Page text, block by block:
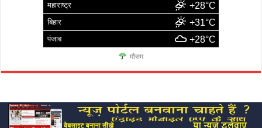
महाराष्ट्र +28°C
बिहार +31°C
पंजाब +28°C
मौसम